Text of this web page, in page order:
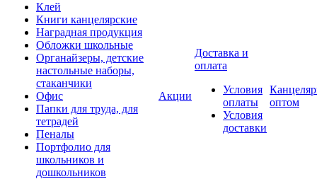
Клей
Книги канцелярские
Наградная продукция
Обложки школьные
Органайзеры, детские
настольные наборы,
стаканчики
Офис
Папки для труда, для
тетрадей
Пеналы
Портфолио для
школьников и
дошкольников
Акции
Доставка и
оплата
Условия
оплаты
Условия
доставки
оптом